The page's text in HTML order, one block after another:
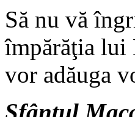
Să nu vă
împărăţia lui
vor adăuga
Sfântul